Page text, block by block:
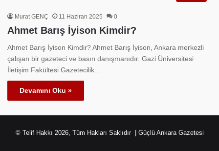
Murat GENÇ 11 Haziran 2025 0
Ahmet Barış İyison Kimdir?
Ahmet Barış İyison Kimdir? Ahmet Barış İyison, Ankara merkezli
çalışan bir gazeteci ve basın danışmanıdır. Gazi Üniversitesi
İletişim Fakültesi Gazetecilik…
Devamını Oku »
© Telif Hakkı 2026, Tüm Hakları Saklıdır | Güçlü Ankara Gazetesi